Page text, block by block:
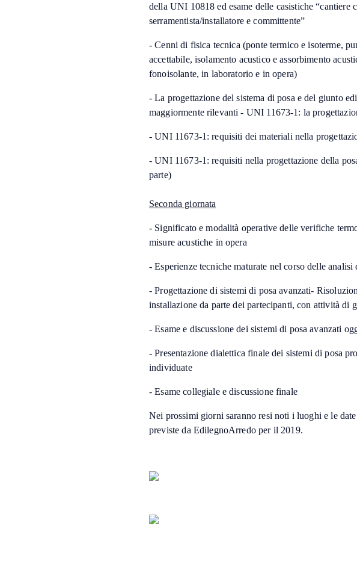
della UNI 10818 ed esame delle casistiche “cantiere
serramentista/installatore e committente”
- Cenni di fisica tecnica (ponte termico e isoterme,
accettabile, isolamento acustico e assorbimento
fonoisolante, in laboratorio e in opera)
- La progettazione del sistema di posa e del giunto
maggiormente rilevanti - UNI 11673-1: la
- UNI 11673-1: requisiti dei materiali nella
- UNI 11673-1: requisiti nella progettazione della
parte)
Seconda giornata
- Significato e modalità operative delle verifiche
misure acustiche in opera
- Esperienze tecniche maturate nel corso delle
- Progettazione di sistemi di posa avanzati-
installazione da parte dei partecipanti, con attività di
- Esame e discussione dei sistemi di posa avanzati
- Presentazione dialettica finale dei sistemi di posa
individuate
- Esame collegiale e discussione finale
Nei prossimi giorni saranno resi noti i luoghi e le
previste da EdilegnoArredo per il 2019.